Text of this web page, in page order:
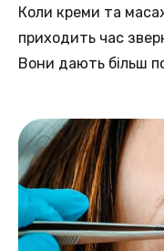
Коли креми та
приходить час
Вони дають більш